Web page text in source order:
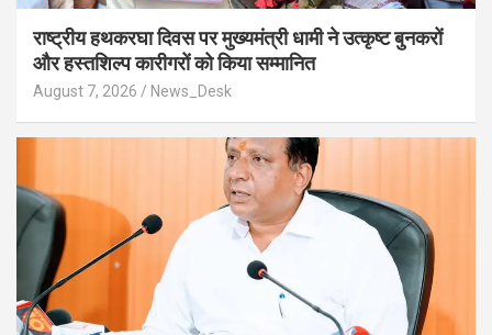
राष्ट्रीय हथकरघा दिवस पर मुख्यमंत्री धामी ने उत्कृष्ट बुनकरों
और हस्तशिल्प कारीगरों को किया सम्मानित
August 7, 2026 News_Desk